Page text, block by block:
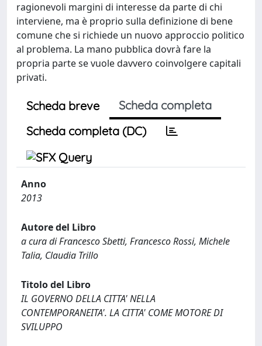
ragionevoli margini di interesse da parte di chi
interviene, ma è proprio sulla definizione di bene
comune che si richiede un nuovo approccio politico
al problema. La mano pubblica dovrà fare la
propria parte se vuole davvero coinvolgere capitali
privati.
Scheda breve
Scheda completa
Scheda completa (DC)
Anno
2013
Autore del Libro
a cura di Francesco Sbetti, Francesco Rossi, Michele
Talia, Claudia Trillo
Titolo del Libro
IL GOVERNO DELLA CITTA' NELLA
CONTEMPORANEITA'. LA CITTA' COME MOTORE DI
SVILUPPO